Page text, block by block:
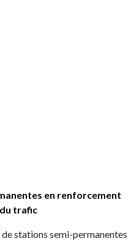
en renforcement
trafic
de stations semi-permanentes